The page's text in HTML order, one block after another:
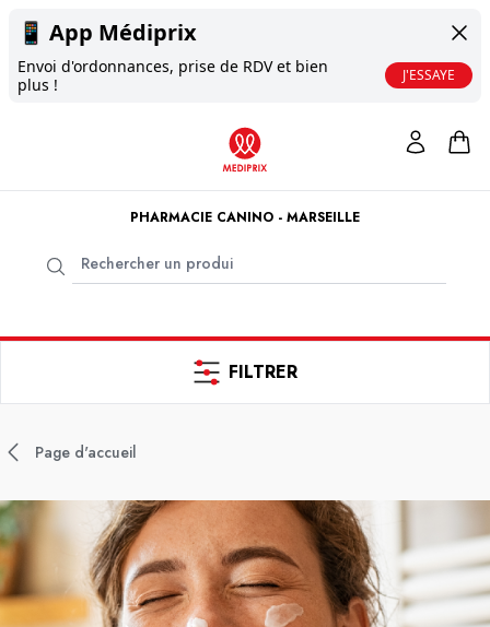
📱 App Médiprix
Envoi d'ordonnances, prise de RDV et bien
plus !
J'ESSAYE
PHARMACIE CANINO - MARSEILLE
FILTRER
Page d'accueil